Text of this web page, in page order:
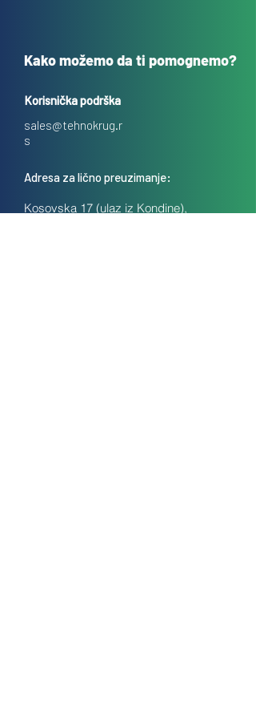
Kako možemo da ti pomognemo?
Korisnička podrška
sales@tehnokrug.r
s
Adresa za lično preuzimanje:
Kosovska 17 (ulaz iz Kondine),